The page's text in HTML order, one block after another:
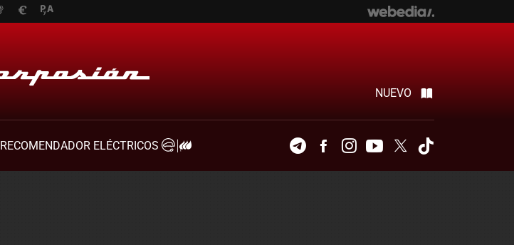
NUEVO
RECOMENDADOR ELÉCTRICOS
TelegramFacebookInstagramYoutubeTwitter